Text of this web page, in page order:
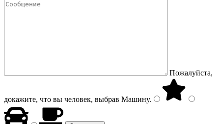
Пожалуйста,
докажите, что вы человек, выбрав Машину.